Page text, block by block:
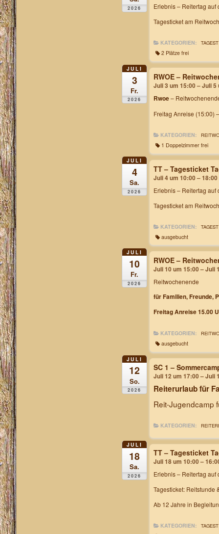
2026
Erlebnis – Reitertag auf
Tagesticket am
KATEGORIEN:
2 Plätze frei
JULI
3
Fr.
2026
RWOE –
Juli 3 um 15:00 – Juli 5
Rwoe–
Freitag Anreise (15:00)
KATEGORIEN:
1 Doppelzimmer frei
JULI
4
Sa.
2026
TT – Tagesticket
Juli 4 um 10:00 – 18:00
Erlebnis – Reitertag auf
Tagesticket am
KATEGORIEN:
ausgebucht
JULI
10
Fr.
2026
RWOE –
Juli 10 um 15:00 – Juli
Reitwochenende
für Familien, Freunde,
Freitag Anreise 15.00
KATEGORIEN:
ausgebucht
JULI
12
So.
2026
SC 1 –
Juli 12 um 17:00 – Juli
Reiterurlaub für
Reit-Jugendcamp
KATEGORIEN:
JULI
18
Sa.
2026
TT – Tagesticket
Juli 18 um 10:00 –
Erlebnis – Reitertag auf
Tagesticket: Reitstunde
Ab 12 Jahre in
KATEGORIEN: